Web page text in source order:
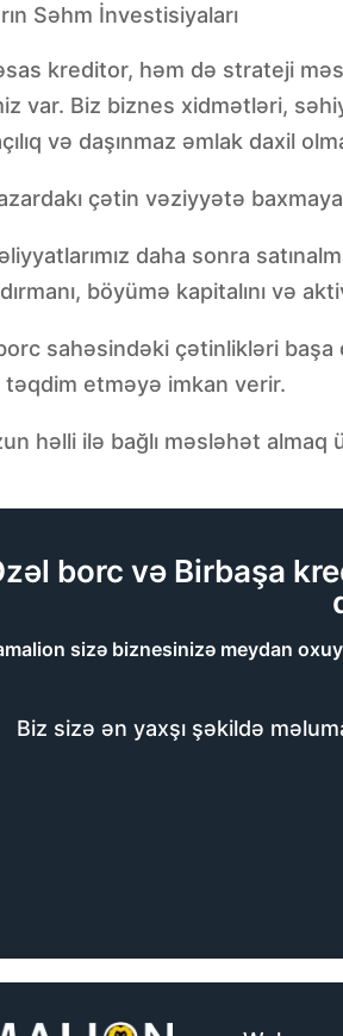
Səhm İnvestisiyaları
kreditor, həm də strateji
var. Biz biznes xidmətləri,
və daşınmaz əmlak daxil
çətin vəziyyətə
daha sonra
böyümə kapitalını və
sahəsindəki çətinlikləri
etməyə imkan verir.
həlli ilə bağlı məsləhət
borc və Birbaşa
sizə biznesinizə meydan
Biz sizə ən yaxşı şəkildə